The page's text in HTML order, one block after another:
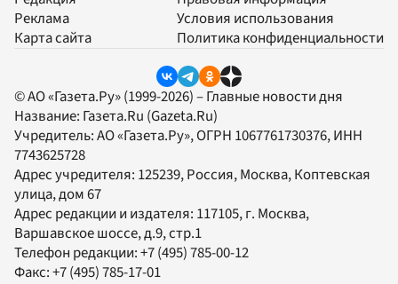
Реклама
Карта сайта
Условия использования
Политика конфиденциальности
© АО «Газета.Ру» (1999-2026) – Главные новости дня
Название: Газета.Ru (Gazeta.Ru)
Учредитель:АО «Газета.Ру», ОГРН 1067761730376, ИНН
7743625728
Адрес учредителя: 125239, Россия, Москва, Коптевская
улица, дом 67
Адрес редакции и издателя: 117105, г. Москва,
Варшавское шоссе, д.9, стр.1
Телефон редакции:+7 (495) 785-00-12
Факс:+7 (495) 785-17-01